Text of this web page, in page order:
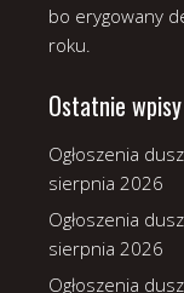
bo erygowany
roku.
Ostatnie wpisy
Ogłoszenia
sierpnia 2026
Ogłoszenia
sierpnia 2026
Ogłoszenia